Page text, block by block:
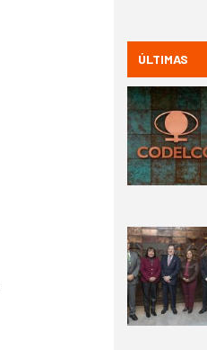
2
3
ÚLTIMAS